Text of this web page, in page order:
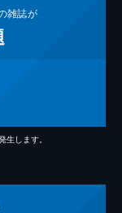
雑誌が
します。